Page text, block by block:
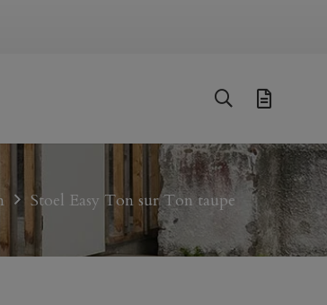
Stoel Easy Ton sur Ton taupe